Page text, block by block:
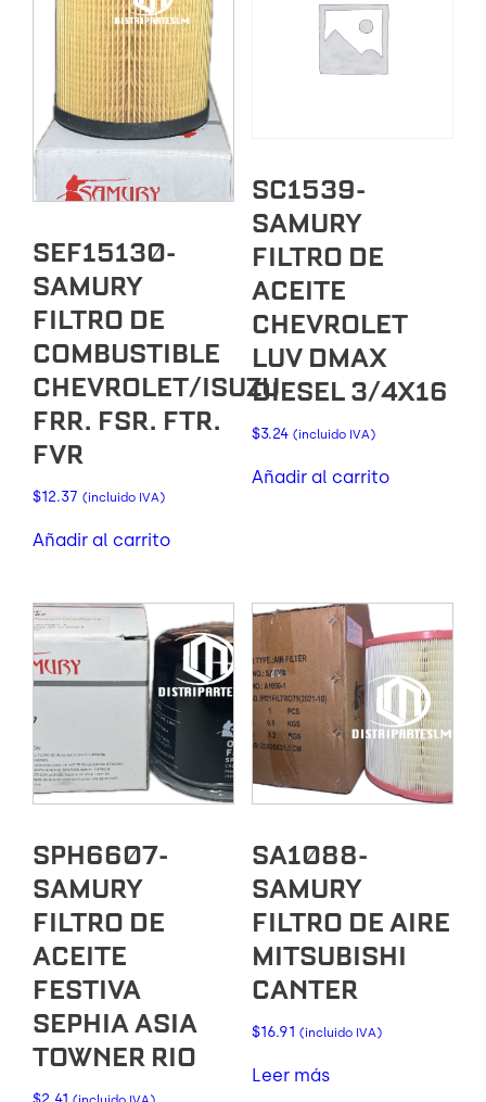
SEF15130-
SAMURY
FILTRO DE
COMBUSTIBLE
CHEVROLET/ISUZU
FRR. FSR. FTR.
FVR
$12.37 (incluido IVA)
Añadir al carrito
SC1539-
SAMURY
FILTRO DE
ACEITE
CHEVROLET
LUV DMAX
DIESEL 3/4X16
$3.24 (incluido IVA)
Añadir al carrito
SPH6607-
SAMURY
FILTRO DE
ACEITE
FESTIVA
SEPHIA ASIA
TOWNER RIO
SA1088-
SAMURY
FILTRO DE AIRE
MITSUBISHI
CANTER
$16.91 (incluido IVA)
Leer más